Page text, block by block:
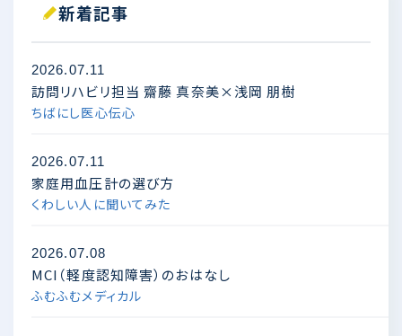
新着記事
2026.07.11
訪問リハビリ担当 齋藤 真奈美×浅岡 朋樹
ちばにし医心伝心
2026.07.11
家庭用血圧計の選び方
くわしい人に聞いてみた
2026.07.08
MCI（軽度認知障害）のおはなし
ふむふむメディカル